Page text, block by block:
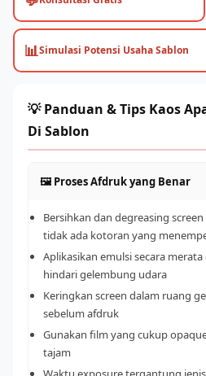
📊Simulasi Potensi Usaha Sablon
💡 Panduan & Tips Kaos
Di Sablon
🖼️ Proses Afdruk yang Benar
Bersihkan dan degreasing
tidak ada kotoran yang
Aplikasikan emulsi secara
hindari gelembung udara
Keringkan screen dalam ruang
sebelum afdruk
Gunakan film yang cukup
tajam